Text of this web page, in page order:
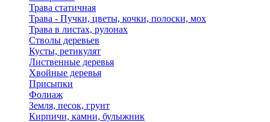
Трава статичная
Трава - Пучки, цветы, кочки, полоски, мох
Трава в листах, рулонах
Стволы деревьев
Кусты, ретикулят
Лиственные деревья
Хвойные деревья
Присыпки
Фолиаж
Земля, песок, грунт
Кирпичи, камни, булыжник